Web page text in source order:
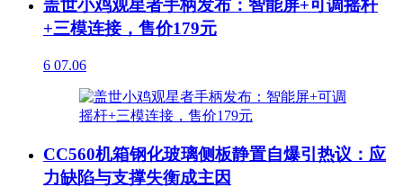
盖世小鸡观星者手柄发布：智能屏+可调摇杆
+三模连接，售价179元
6 07.06
CC560机箱钢化玻璃侧板静置自爆引热议：应
力缺陷与支撑失衡成主因